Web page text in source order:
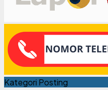
Kategori Posting